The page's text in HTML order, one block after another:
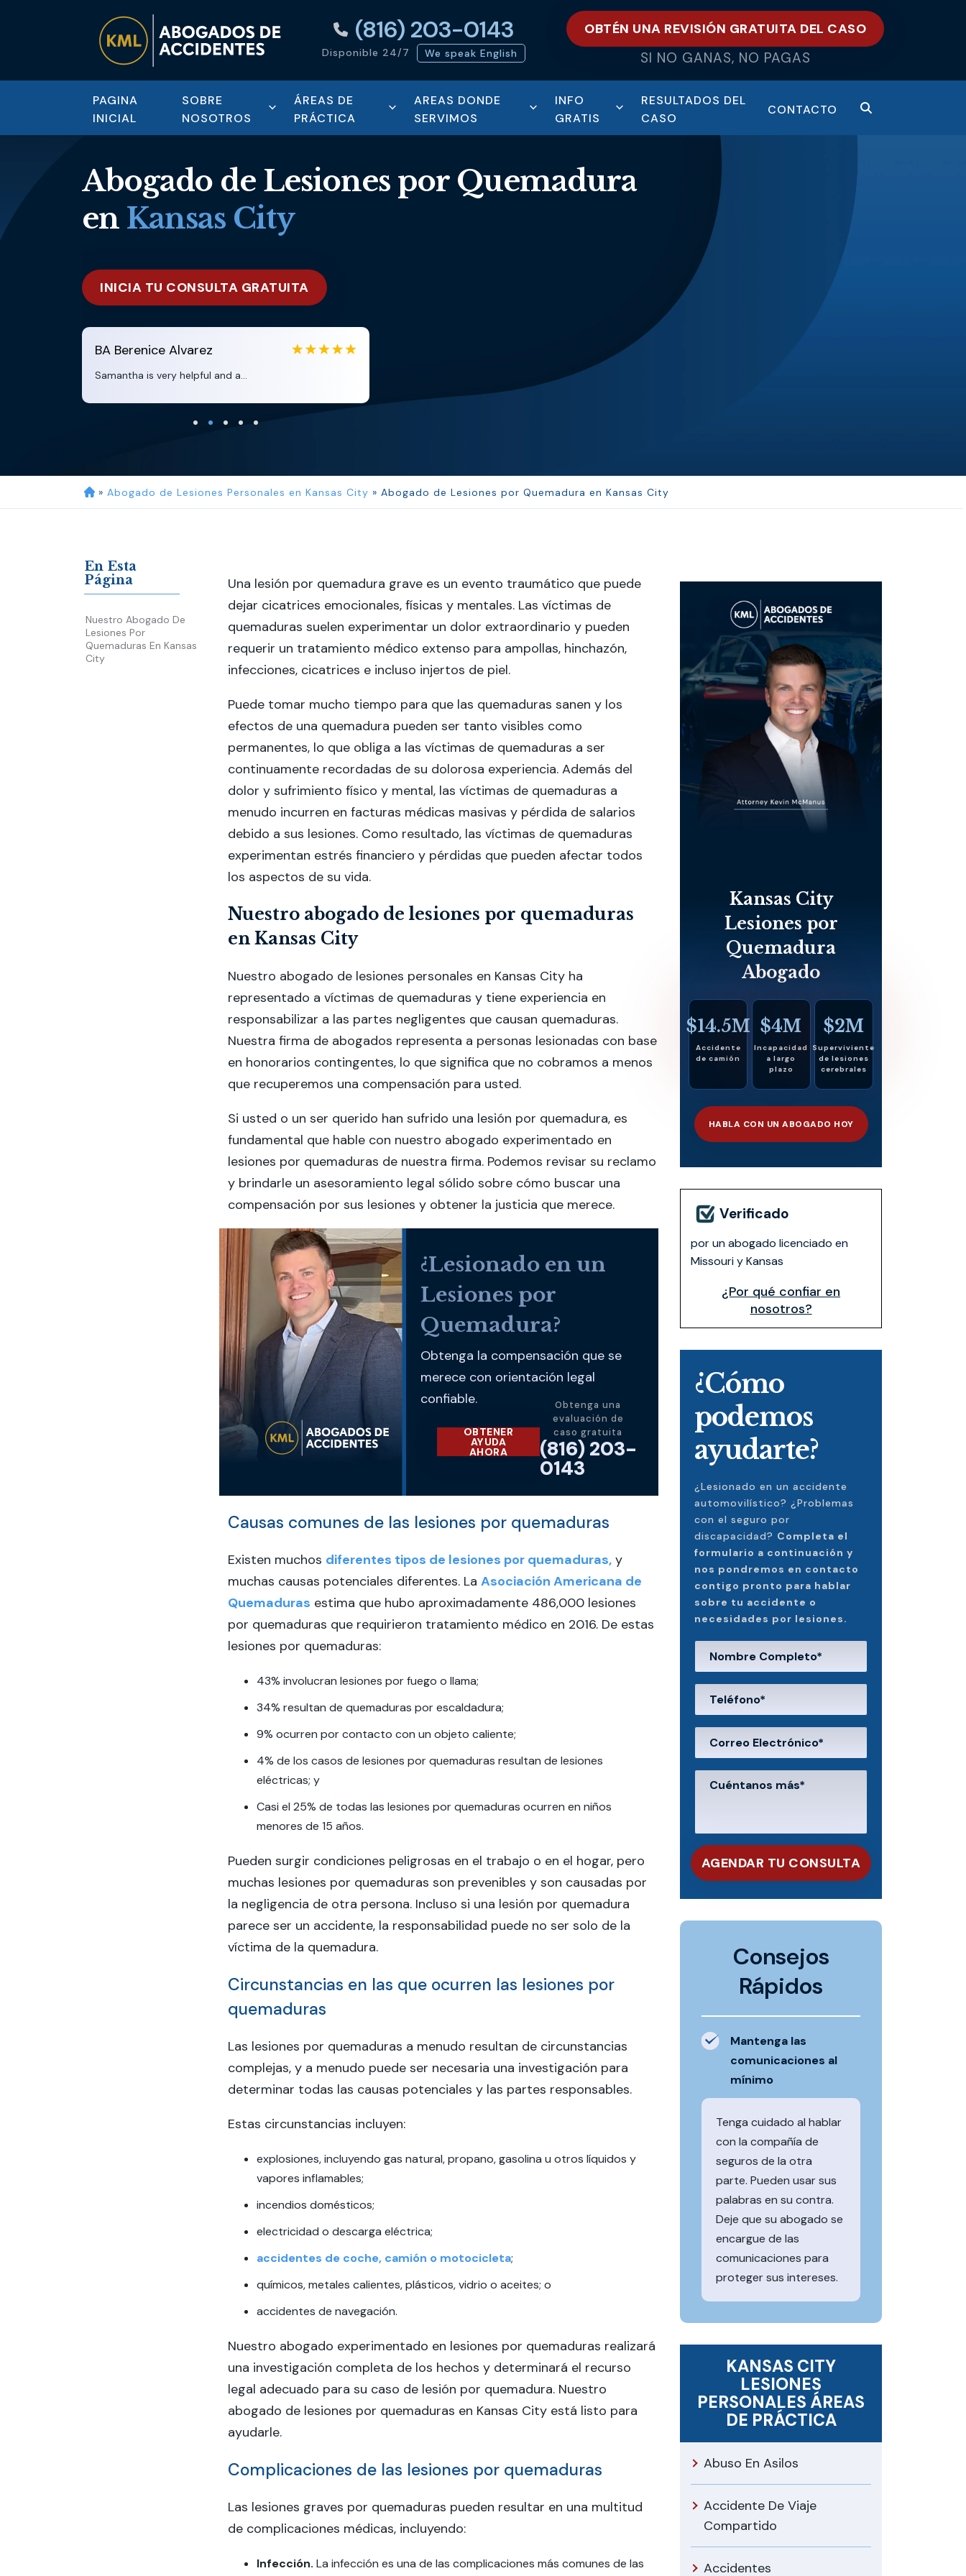
(816) 203-0143
Disponible 24/7 We speak English
OBTÉN UNA REVISIÓN GRATUITA DEL CASO
SI NO GANAS, NO PAGAS
PAGINA
INICIAL
SOBRE
NOSOTROS
ÁREAS DE
PRÁCTICA
AREAS DONDE
SERVIMOS
INFO
GRATIS
RESULTADOS DEL
CASO
CONTACTO
Abogado de Lesiones por Quemadura
en Kansas City
INICIA TU CONSULTA GRATUITA
is very helpful and a...
Eboni Bowie Jerrica Lou
Samantha was super helpful in ...
» Abogado de Lesiones Personales en Kansas City » Abogado de Lesiones por Quemadura en Kansas City
En Esta
Página
Nuestro Abogado De
Lesiones Por
Quemaduras En Kansas
City
Una lesión por quemadura grave es un evento traumático que puede
dejar cicatrices emocionales, físicas y mentales. Las víctimas de
quemaduras suelen experimentar un dolor extraordinario y pueden
requerir un tratamiento médico extenso para ampollas, hinchazón,
infecciones, cicatrices e incluso injertos de piel.
Puede tomar mucho tiempo para que las quemaduras sanen y los
efectos de una quemadura pueden ser tanto visibles como
permanentes, lo que obliga a las víctimas de quemaduras a ser
continuamente recordadas de su dolorosa experiencia. Además del
dolor y sufrimiento físico y mental, las víctimas de quemaduras a
menudo incurren en facturas médicas masivas y pérdida de salarios
debido a sus lesiones. Como resultado, las víctimas de quemaduras
experimentan estrés financiero y pérdidas que pueden afectar todos
los aspectos de su vida.
Nuestro abogado de lesiones por quemaduras
en Kansas City
Nuestro abogado de lesiones personales en Kansas City ha
representado a víctimas de quemaduras y tiene experiencia en
responsabilizar a las partes negligentes que causan quemaduras.
Nuestra firma de abogados representa a personas lesionadas con base
en honorarios contingentes, lo que significa que no cobramos a menos
que recuperemos una compensación para usted.
Si usted o un ser querido han sufrido una lesión por quemadura, es
fundamental que hable con nuestro abogado experimentado en
lesiones por quemaduras de nuestra firma. Podemos revisar su reclamo
y brindarle un asesoramiento legal sólido sobre cómo buscar una
compensación por sus lesiones y obtener la justicia que merece.
¿Lesionado en un
Lesiones por
Quemadura?
Obtenga la compensación que se
merece con orientación legal
confiable.
OBTENER
AYUDA
AHORA
Obtenga una
evaluación de
caso gratuita
(816) 203-
0143
Causas comunes de las lesiones por quemaduras
Existen muchos diferentes tipos de lesiones por quemaduras, y
muchas causas potenciales diferentes. La Asociación Americana de
Quemaduras estima que hubo aproximadamente 486,000 lesiones
por quemaduras que requirieron tratamiento médico en 2016. De estas
lesiones por quemaduras:
43% involucran lesiones por fuego o llama;
34% resultan de quemaduras por escaldadura;
9% ocurren por contacto con un objeto caliente;
4% de los casos de lesiones por quemaduras resultan de lesiones
eléctricas; y
Casi el 25% de todas las lesiones por quemaduras ocurren en niños
menores de 15 años.
Pueden surgir condiciones peligrosas en el trabajo o en el hogar, pero
muchas lesiones por quemaduras son prevenibles y son causadas por
la negligencia de otra persona. Incluso si una lesión por quemadura
parece ser un accidente, la responsabilidad puede no ser solo de la
víctima de la quemadura.
Circunstancias en las que ocurren las lesiones por
quemaduras
Las lesiones por quemaduras a menudo resultan de circunstancias
complejas, y a menudo puede ser necesaria una investigación para
determinar todas las causas potenciales y las partes responsables.
Estas circunstancias incluyen:
explosiones, incluyendo gas natural, propano, gasolina u otros líquidos y
vapores inflamables;
incendios domésticos;
electricidad o descarga eléctrica;
accidentes de coche, camión o motocicleta;
químicos, metales calientes, plásticos, vidrio o aceites; o
accidentes de navegación.
Nuestro abogado experimentado en lesiones por quemaduras realizará
una investigación completa de los hechos y determinará el recurso
legal adecuado para su caso de lesión por quemadura. Nuestro
abogado de lesiones por quemaduras en Kansas City está listo para
ayudarle.
Complicaciones de las lesiones por quemaduras
Las lesiones graves por quemaduras pueden resultar en una multitud
de complicaciones médicas, incluyendo:
Infección. La infección es una de las complicaciones más comunes de las
Kansas City
Lesiones por
Quemadura
Abogado
$14.5M
Accidente
de camión
$4M
Incapacidad
a largo
plazo
$2M
Superviviente
de lesiones
cerebrales
HABLA CON UN ABOGADO HOY
Verificado
por un abogado licenciado en
Missouri y Kansas
¿Por qué confiar en
nosotros?
¿Cómo
podemos
ayudarte?
¿Lesionado en un accidente
automovilístico? ¿Problemas
con el seguro por
discapacidad? Completa el
formulario a continuación y
nos pondremos en contacto
contigo pronto para hablar
sobre tu accidente o
necesidades por lesiones.
Consejos
Rápidos
Mantenga las
comunicaciones al
mínimo
Tenga cuidado al hablar
con la compañía de
seguros de la otra
parte. Pueden usar sus
palabras en su contra.
Deje que su abogado se
encargue de las
comunicaciones para
proteger sus intereses.
KANSAS CITY
LESIONES
PERSONALES ÁREAS
DE PRÁCTICA
Abuso En Asilos
Accidente De Viaje
Compartido
Accidentes